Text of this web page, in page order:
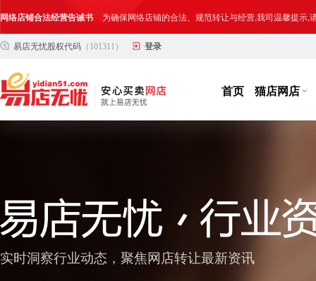
网络店铺合法经营告诫书 为确保网络店铺的合法、规范转让与经营,我司温馨提示
合法合规经营告客户书 部分客户在购买抖店网络店铺后，存在试图规避平台监
网络店铺合法经营告诫书 为确保网络店铺的合法、规范转让与经营,我司温馨提示
易店无忧股权代码 （101311） 登录
首页 猫店网店
实时洞察行业动态，聚焦网店转让最新资讯